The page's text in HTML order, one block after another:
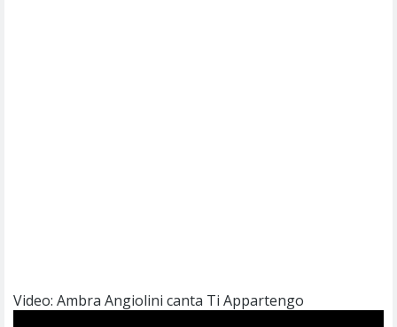
Video: Ambra Angiolini canta Ti Appartengo